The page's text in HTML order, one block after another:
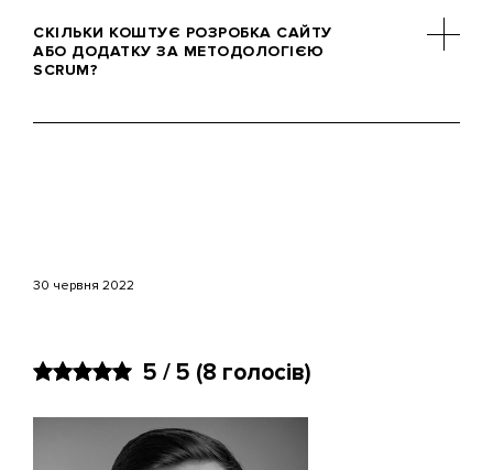
складних цифрових продуктів:
інтернет-магазинів, мобільних
де вимоги можуть змінюватися під
СКІЛЬКИ КОШТУЄ РОЗРОБКА САЙТУ
АБО ДОДАТКУ ЗА МЕТОДОЛОГІЄЮ
SCRUM?
30 червня 2022
5 / 5 (8 голосів)